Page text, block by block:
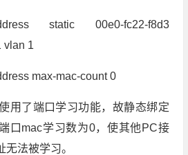
static 00e0-fc22-f8d3
vlan 1
max-mac-count 0
用了端口学习功能，故静态绑定
口mac学习数为0，使其他PC接
无法被学习。